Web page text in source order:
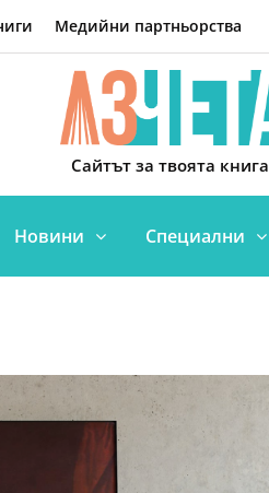
Медийни партньорства
Сайтът за твоята книга
Новини Специални